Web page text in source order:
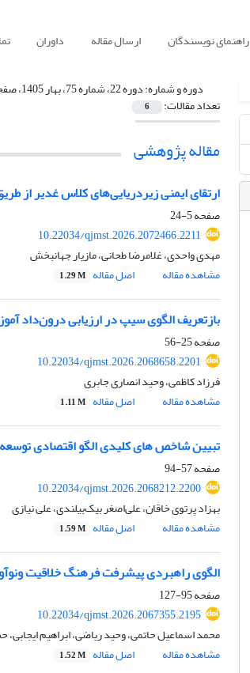
راهنمای نویسندگان ارسال مقاله داوران
دوره و شماره:دوره 22، شماره 75، بهار 1405، صفحه 5-206
تعداد مقالات: 6
مقاله پژوهشی
ارتقای ایمنی زیردریایی‌های کلاس غدیر از
صفحه5-24
10.22034/qjmst.2026.2072466.2211
مهدی واحدی، غلامرضا طحانی، مازیار جهانبخش
مشاهده مقاله
اصل مقاله 1.29 M
بازتعریف الگوی سیپ در ارزیابی درون‌داد
صفحه25-56
10.22034/qjmst.2026.2068658.2201
فرزاد کاظمی، وحید انصاری جابری
مشاهده مقاله
اصل مقاله 1.11 M
تبیین شاخص های کلیدی الگو اقتصادی
صفحه57-94
10.22034/qjmst.2026.2068212.2200
بهزاد پرتوی خاقان، علی‌اصغر بیک‌بیلندی، علی نیازی
مشاهده مقاله
اصل مقاله 1.59 M
الگوی راهبردی پیشرفت فرهنگ خلاقیت
صفحه95-127
10.22034/qjmst.2026.2067355.2195
محمد اسماعیل حاتمی، وحید ریاضی، ابراهیم
مشاهده مقاله
اصل مقاله 1.52 M